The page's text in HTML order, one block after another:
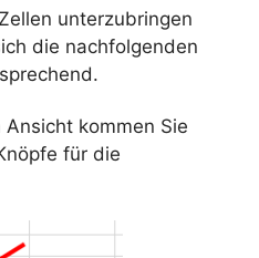
unterzubringen
die nachfolgenden
kommen Sie
für die